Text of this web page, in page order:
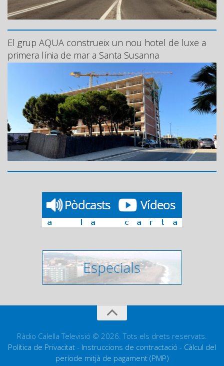
El grup AQUA construeix un nou hotel de luxe a
primera línia de mar a Santa Susanna
Ràdio Calella Televisió © 2026. Tots els drets reservats.
Política de Privacitat - Instruccions de contractació - Càlcul del
període mitjà de pagament (PMP)